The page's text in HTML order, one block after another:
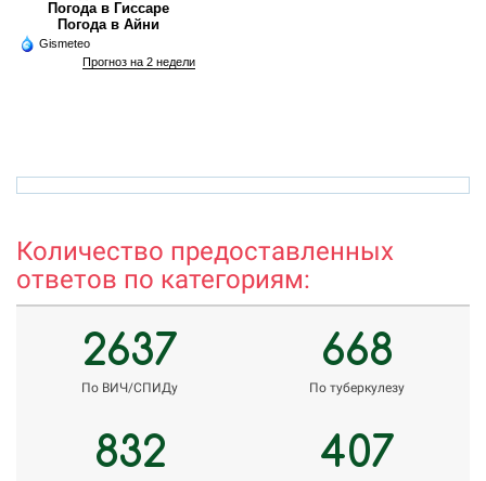
Погода в Гиссаре
Погода в Айни
Gismeteo
Прогноз на 2 недели
Количество предоставленных
ответов по категориям:
2637
По ВИЧ/СПИДу
668
По туберкулезу
832 407